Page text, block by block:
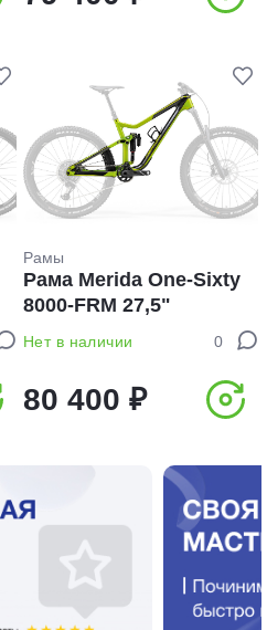
Рамы
Рама Merida One-Sixty
8000-FRM 27,5ʺ
Нет в наличии 0
80 400 ₽